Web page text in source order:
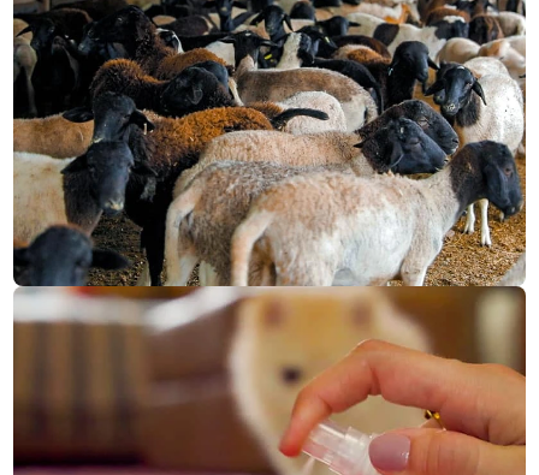
CMR saúde
CONHEÇA NOSSO E-COMMERCE